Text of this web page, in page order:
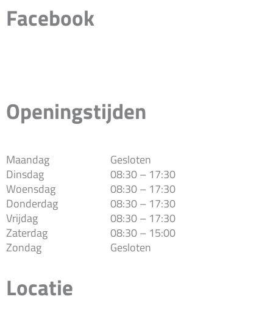
Facebook
Openingstijden
Maandag
Dinsdag
Woensdag
Donderdag
Vrijdag
Zaterdag
Zondag
Gesloten
08:30 – 17:30
08:30 – 17:30
08:30 – 17:30
08:30 – 17:30
08:30 – 15:00
Gesloten
Locatie